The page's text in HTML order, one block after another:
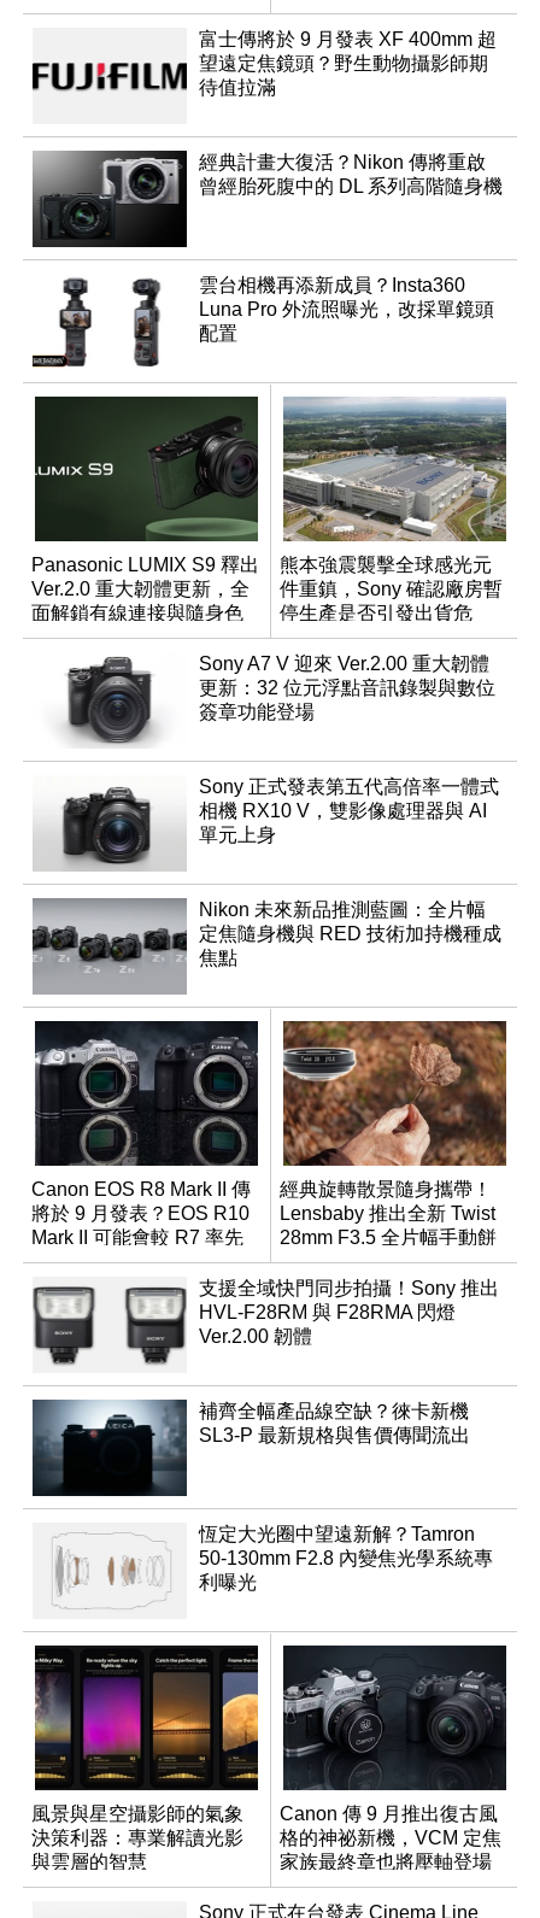
成員？
富士傳將於 9 月發表 XF 400mm 超
望遠定焦鏡頭？野生動物攝影師期
待值拉滿
經典計畫大復活？Nikon 傳將重啟
曾經胎死腹中的 DL 系列高階隨身機
雲台相機再添新成員？Insta360
Luna Pro 外流照曝光，改採單鏡頭
配置
Panasonic LUMIX S9 釋出
Ver.2.0 重大韌體更新，全
面解鎖有線連接與隨身色
調編輯
熊本強震襲擊全球感光元
件重鎮，Sony 確認廠房暫
停生產是否引發出貨危
機？
Sony A7 V 迎來 Ver.2.00 重大韌體
更新：32 位元浮點音訊錄製與數位
簽章功能登場
Sony 正式發表第五代高倍率一體式
相機 RX10 V，雙影像處理器與 AI
單元上身
Nikon 未來新品推測藍圖：全片幅
定焦隨身機與 RED 技術加持機種成
焦點
Canon EOS R8 Mark II 傳
將於 9 月發表？EOS R10
Mark II 可能會較 R7 率先
推出
經典旋轉散景隨身攜帶！
Lensbaby 推出全新 Twist
28mm F3.5 全片幅手動餅
乾鏡
支援全域快門同步拍攝！Sony 推出
HVL-F28RM 與 F28RMA 閃燈
Ver.2.00 韌體
補齊全幅產品線空缺？徠卡新機
SL3-P 最新規格與售價傳聞流出
恆定大光圈中望遠新解？Tamron
50-130mm F2.8 內變焦光學系統專
利曝光
風景與星空攝影師的氣象
決策利器：專業解讀光影
與雲層的智慧
App「Atmos」登場
Canon 傳 9 月推出復古風
格的神祕新機，VCM 定焦
家族最終章也將壓軸登場
Sony 正式在台發表 Cinema Line